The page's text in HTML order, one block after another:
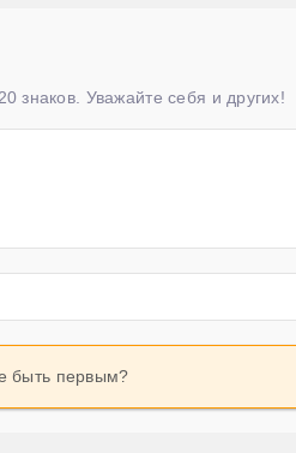
знаков. Уважайте себя и других!
быть первым?